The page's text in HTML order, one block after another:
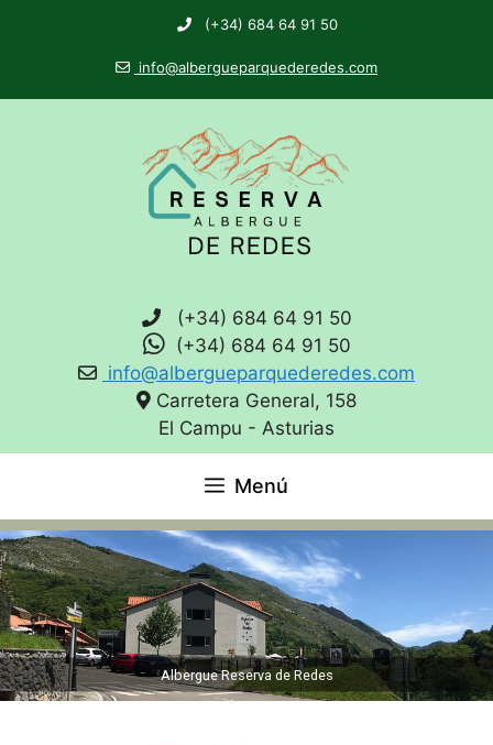
(+34) 684 64 91 50
info@albergueparquederedes.com
(+34) 684 64 91 50
(+34) 684 64 91 50
info@albergueparquederedes.com
Carretera General, 158
El Campu - Asturias
Menú
Albergue Reserva de Redes